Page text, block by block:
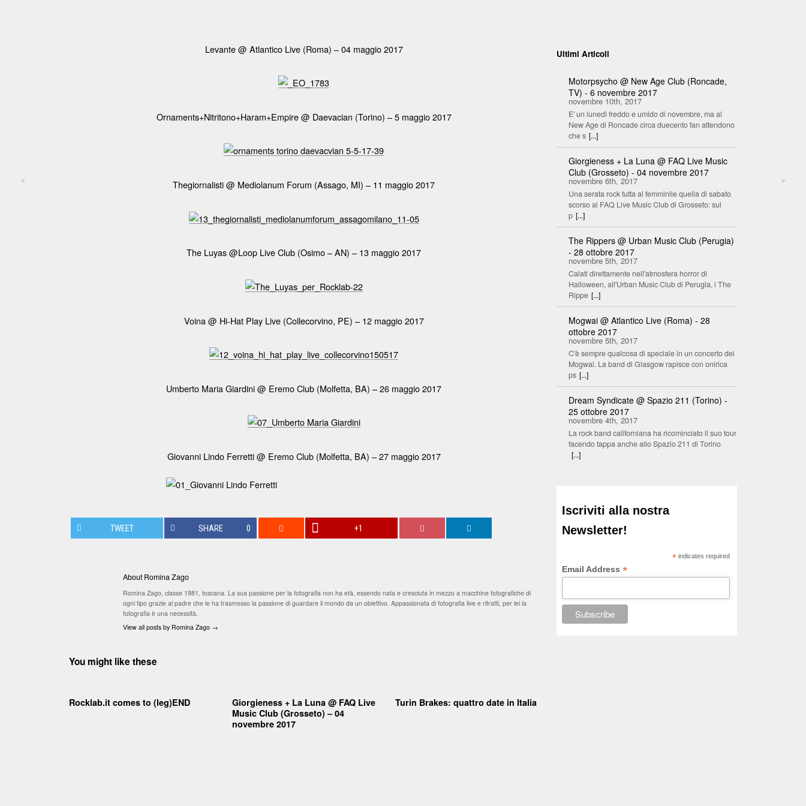
< >
Levante @ Atlantico Live (Roma) – 04 maggio 2017
Ornaments+Nitritono+Haram+Empire @ Daevacian (Torino) – 5 maggio 2017
Thegiornalisti @ Mediolanum Forum (Assago, MI) – 11 maggio 2017
The Luyas @Loop Live Club (Osimo – AN) – 13 maggio 2017
Voina @ Hi-Hat Play Live (Collecorvino, PE) – 12 maggio 2017
Umberto Maria Giardini @ Eremo Club (Molfetta, BA) – 26 maggio 2017
Giovanni Lindo Ferretti @ Eremo Club (Molfetta, BA) – 27 maggio 2017
TWEET SHARE 0 +1
About Romina Zago
Romina Zago, classe 1981, toscana. La sua passione per la fotografia non ha età, essendo nata e cresciuta in mezzo a macchine fotografiche di
ogni tipo grazie al padre che le ha trasmesso la passione di guardare il mondo da un obiettivo. Appassionata di fotografia live e ritratti, per lei la
fotografia è una necessità.
View all posts by Romina Zago →
You might like these
Rocklab.it comes to (leg)END
Giorgieness + La Luna @ FAQ Live
Music Club (Grosseto) – 04
novembre 2017
Turin Brakes: quattro date in Italia
Ultimi Articoli
Motorpsycho @ New Age Club (Roncade,
TV) - 6 novembre 2017
novembre 10th, 2017
E' un lunedì freddo e umido di novembre, ma al
New Age di Roncade circa duecento fan attendono
che s [...]
Giorgieness + La Luna @ FAQ Live Music
Club (Grosseto) - 04 novembre 2017
novembre 6th, 2017
Una serata rock tutta al femminile quella di sabato
scorso al FAQ Live Music Club di Grosseto: sul
p [...]
The Rippers @ Urban Music Club (Perugia)
- 28 ottobre 2017
novembre 5th, 2017
Calati direttamente nell'atmosfera horror di
Halloween, all'Urban Music Club di Perugia, i The
Rippe [...]
Mogwai @ Atlantico Live (Roma) - 28
ottobre 2017
novembre 5th, 2017
C'è sempre qualcosa di speciale in un concerto dei
Mogwai. La band di Glasgow rapisce con onirica
ps [...]
Dream Syndicate @ Spazio 211 (Torino) -
25 ottobre 2017
novembre 4th, 2017
La rock band californiana ha ricominciato il suo tour
facendo tappa anche allo Spazio 211 di Torino
[...]
Iscriviti alla nostra
Newsletter!
* indicates required
Email Address*